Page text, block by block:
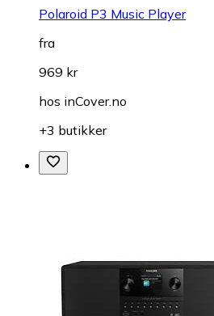
Polaroid P3 Music Player
fra
969 kr
hos inCover.no
+3 butikker